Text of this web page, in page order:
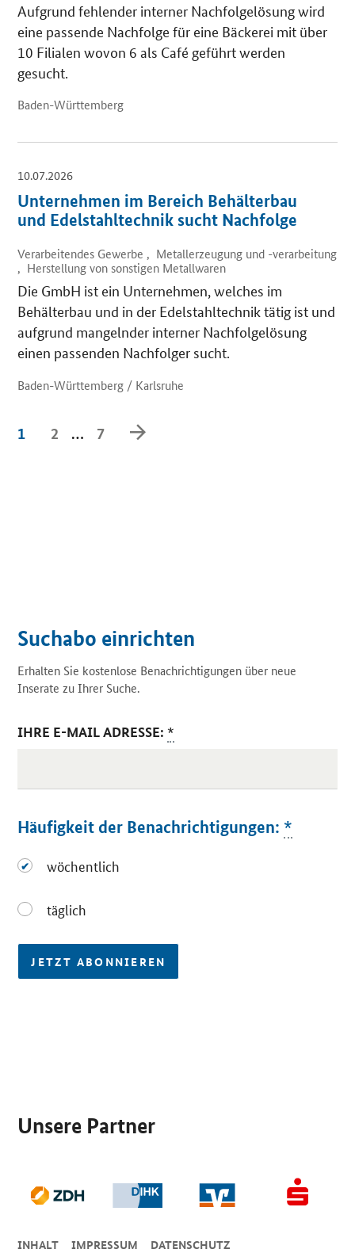
Aufgrund fehlender interner Nachfolgelösung wird
eine passende Nachfolge für eine Bäckerei mit über
10 Filialen wovon 6 als Café geführt werden
gesucht.
Baden-Württemberg
10.07.2026
Unternehmen im Bereich Behälterbau
und Edelstahltechnik sucht Nachfolge
Verarbeitendes Gewerbe , Metallerzeugung und -verarbeitung
, Herstellung von sonstigen Metallwaren
Die GmbH ist ein Unternehmen, welches im
Behälterbau und in der Edelstahltechnik tätig ist und
aufgrund mangelnder interner Nachfolgelösung
einen passenden Nachfolger sucht.
Baden-Württemberg / Karlsruhe
1 2 … 7 Weiter
Suchabo einrichten
Erhalten Sie kostenlose Benachrichtigungen über neue
Inserate zu Ihrer Suche.
IHRE E-MAIL ADRESSE: *
Häufigkeit der Benachrichtigungen: *
wöchentlich
wöchentlich
täglich
täglich
JETZT ABONNIEREN
Unsere Partner
INHALT IMPRESSUM
DA­TEN­SCHUTZ